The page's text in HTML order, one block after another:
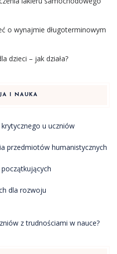
o wynajmie długoterminowym
dzieci – jak działa?
I NAUKA
u uczniów
przedmiotów humanistycznych
dla rozwoju
z trudnościami w nauce?